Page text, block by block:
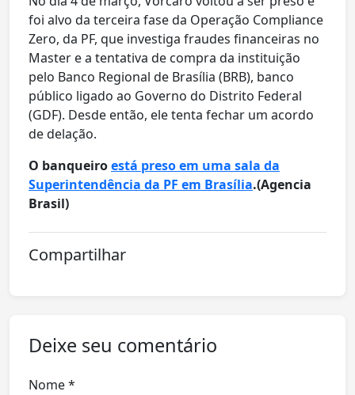
foi alvo da terceira fase da Operação Compliance
Zero, da PF, que investiga fraudes financeiras no
Master e a tentativa de compra da instituição
pelo Banco Regional de Brasília (BRB), banco
público ligado ao Governo do Distrito Federal
(GDF). Desde então, ele tenta fechar um acordo
de delação.
O banqueiroestá preso em uma sala da
Superintendência da PF em Brasília.(Agencia
Brasil)
Compartilhar
Deixe seu comentário
Nome *